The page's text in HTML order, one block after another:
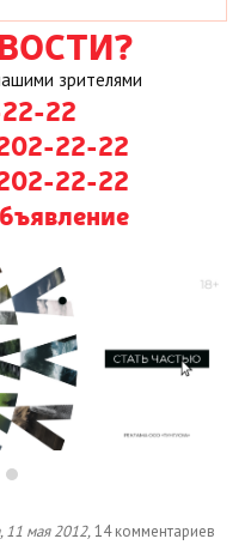
зрителями
22
22-22
22-22
11 мая 2012,14 комментариев